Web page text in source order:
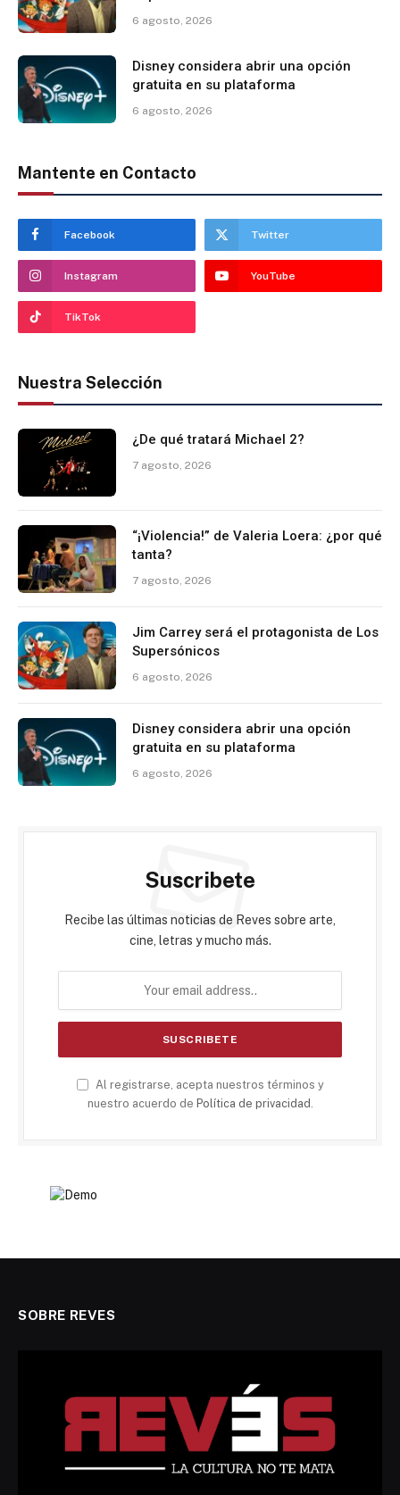
6 agosto, 2026
Disney considera abrir una opción
gratuita en su plataforma
6 agosto, 2026
Mantente en Contacto
Facebook Twitter
Instagram YouTube
TikTok
Nuestra Selección
¿De qué tratará Michael 2?
7 agosto, 2026
“¡Violencia!” de Valeria Loera: ¿por qué
tanta?
7 agosto, 2026
Jim Carrey será el protagonista de Los
Supersónicos
6 agosto, 2026
Disney considera abrir una opción
gratuita en su plataforma
6 agosto, 2026
Suscribete
Recibe las últimas noticias de Reves sobre arte,
cine, letras y mucho más.
Al registrarse, acepta nuestros términos y
nuestro acuerdo de Política de privacidad
SOBRE REVES